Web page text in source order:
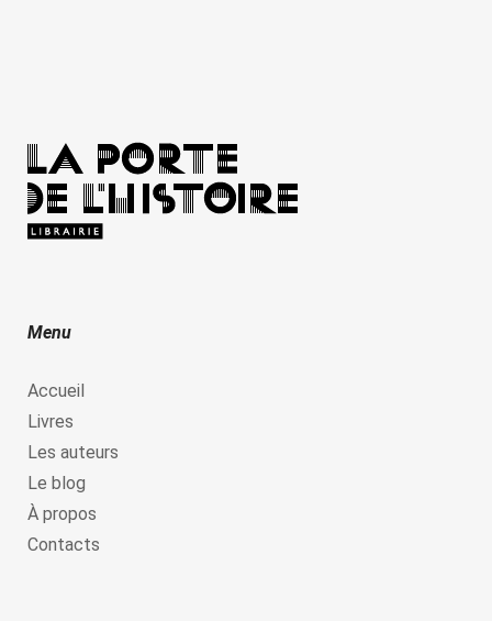
Menu
Accueil
Livres
Les auteurs
Le blog
À propos
Contacts